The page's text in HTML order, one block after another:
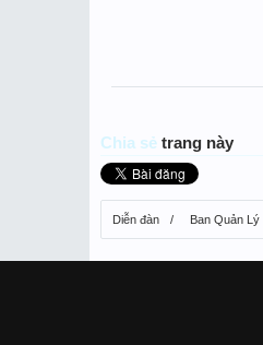
Chia sẻ trang này
Diễn đàn Ban Quản Lý